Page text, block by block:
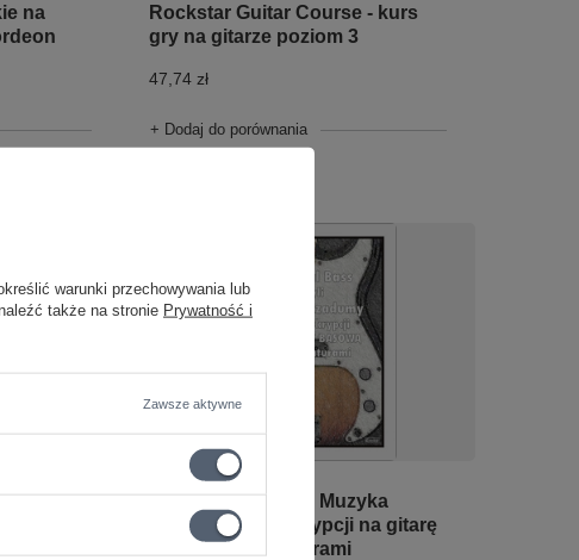
na
Rockstar Guitar Course - kurs
gry na gitarze poziom 3
47,74 zł
+ Dodaj do porównania
Funeral Bass czyli Muzyka
Zadumy w transkrypcji na gitarę
basową z tabulaturami
warunki przechowywania lub
także na stronie Prywatność i
Zawsze aktywne